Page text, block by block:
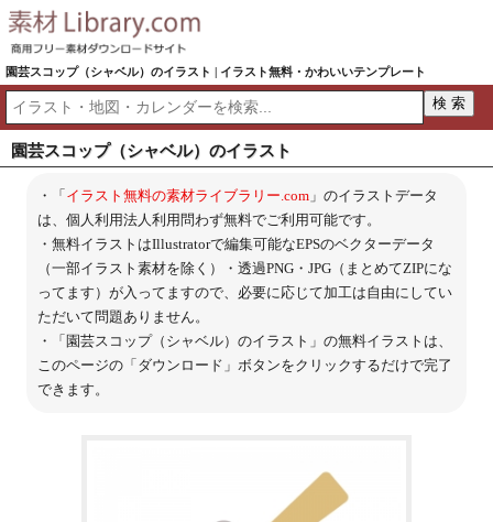
園芸スコップ（シャベル）のイラスト | イラスト無料・かわいいテンプレート
園芸スコップ（シャベル）のイラスト
・「イラスト無料の素材ライブラリー.com」のイラストデータ
は、個人利用法人利用問わず無料でご利用可能です。
・無料イラストはIllustratorで編集可能なEPSのベクターデータ
（一部イラスト素材を除く）・透過PNG・JPG（まとめてZIPにな
ってます）が入ってますので、必要に応じて加工は自由にしてい
ただいて問題ありません。
・「園芸スコップ（シャベル）のイラスト」の無料イラストは、
このページの「ダウンロード」ボタンをクリックするだけで完了
できます。